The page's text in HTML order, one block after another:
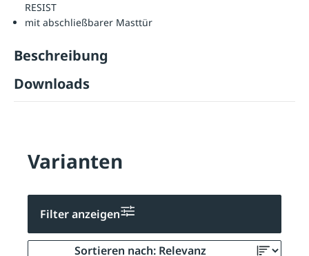
RESIST
mit abschließbarer Masttür
Beschreibung
Downloads
Varianten
Filter anzeigen